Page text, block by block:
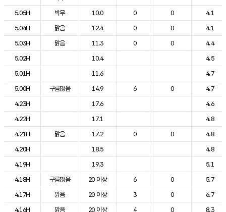
5.05H
박무 10.0 0 0
4.1
5.04H
맑음 12.4 0 0
4.1
5.03H
맑음 11.3 0 0
4.4
5.02H
10.4
4.5
5.01H
11.6
4.7
5.00H
구름많음 14.9 6 0
4.7
4.23H
17.6
4.6
4.22H
17.1
4.8
4.21H
맑음 17.2 0 0
4.8
4.20H
18.5
4.8
4.19H
19.3
5.1
4.18H
구름많음 20 이상 6 0
5.7
4.17H
맑음 20 이상 3 0
6.7
4.16H
맑음 20 이상 4 0
8.3